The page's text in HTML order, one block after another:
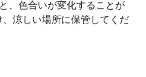
、色合いが変化することが
涼しい場所に保管してくだ